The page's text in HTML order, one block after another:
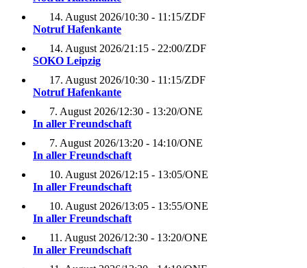
14. August 2026/10:30 - 11:15/ZDF
Notruf Hafenkante
14. August 2026/21:15 - 22:00/ZDF
SOKO Leipzig
17. August 2026/10:30 - 11:15/ZDF
Notruf Hafenkante
7. August 2026/12:30 - 13:20/ONE
In aller Freundschaft
7. August 2026/13:20 - 14:10/ONE
In aller Freundschaft
10. August 2026/12:15 - 13:05/ONE
In aller Freundschaft
10. August 2026/13:05 - 13:55/ONE
In aller Freundschaft
11. August 2026/12:30 - 13:20/ONE
In aller Freundschaft